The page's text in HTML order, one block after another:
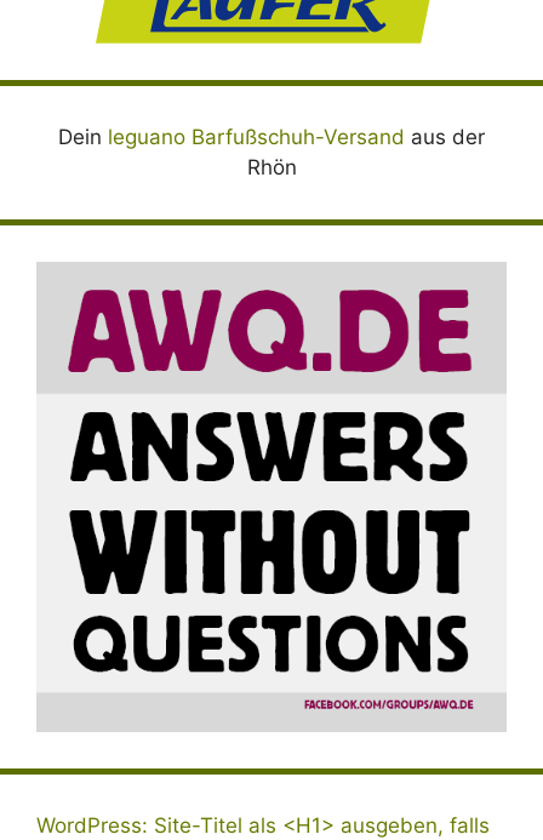
Dein leguano Barfußschuh-Versand aus der
Rhön
WordPress: Site-Titel als <H1> ausgeben, falls